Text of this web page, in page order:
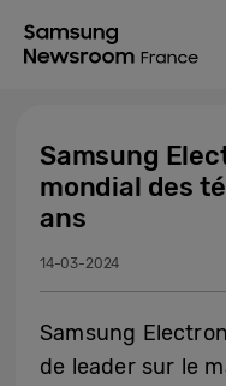
Samsung
mondial des
ans
14-03-2024
Samsung
de leader sur le